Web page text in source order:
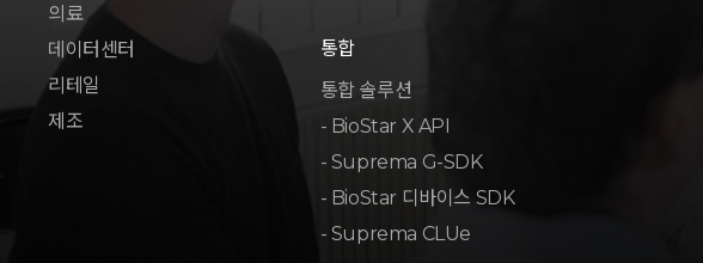
의료
데이터센터
리테일
제조
통합
통합 솔루션
- BioStar X API
- Suprema G-SDK
- BioStar 디바이스 SDK
- Suprema CLUe